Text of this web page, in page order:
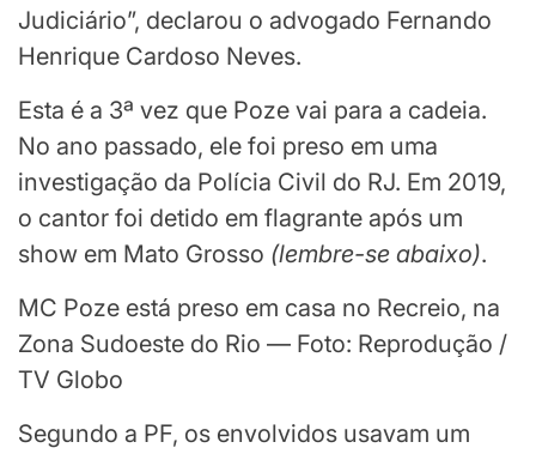
Judiciário”, declarou o advogado Fernando
Henrique Cardoso Neves.
Esta é a 3ª vez que Poze vai para a cadeia.
No ano passado, ele foi preso em uma
investigação da Polícia Civil do RJ. Em 2019,
o cantor foi detido em flagrante após um
show em Mato Grosso (lembre-se abaixo).
MC Poze está preso em casa no Recreio, na
Zona Sudoeste do Rio — Foto: Reprodução /
TV Globo
Segundo a PF, os envolvidos usavam um